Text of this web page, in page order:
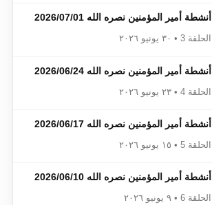
أنشطة أمير المؤمنين نصره الله 2026/07/01
الحلقة 3 • ٣٠ يونيو ٢٠٢٦
أنشطة أمير المؤمنين نصره الله 2026/06/24
الحلقة 4 • ٢٣ يونيو ٢٠٢٦
أنشطة أمير المؤمنين نصره الله 2026/06/17
الحلقة 5 • ١٥ يونيو ٢٠٢٦
أنشطة أمير المؤمنين نصره الله 2026/06/10
الحلقة 6 • ٩ يونيو ٢٠٢٦